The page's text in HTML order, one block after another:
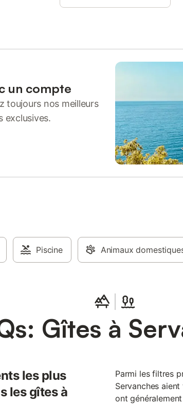
un compte
toujours nos meilleurs
exclusives.
Piscine Animaux
Gîtes à
les plus
les gîtes à
Parmi les filtres
Servanches
ont